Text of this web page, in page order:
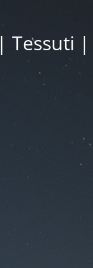
Tessuti